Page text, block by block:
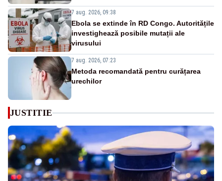
7 aug. 2026, 09:38
Ebola se extinde în RD Congo. Autoritățile
investighează posibile mutații ale
virusului
7 aug. 2026, 07:23
Metoda recomandată pentru curățarea
urechilor
JUSTITIE